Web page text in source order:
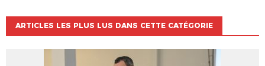
ARTICLES LES PLUS LUS DANS CETTE CATÉGORIE